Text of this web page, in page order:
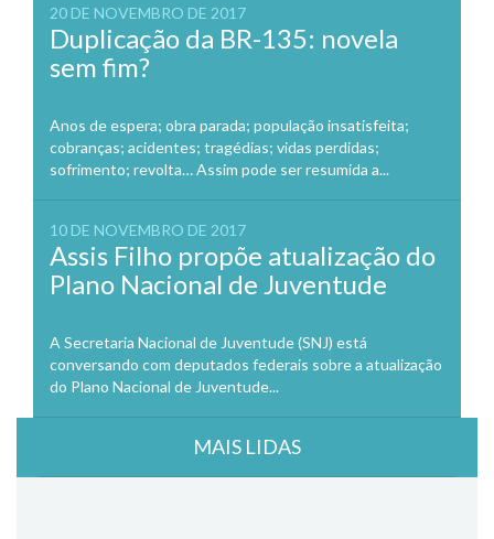
20 DE NOVEMBRO DE 2017
Duplicação da BR-135: novela
sem fim?
Anos de espera; obra parada; população insatisfeita;
cobranças; acidentes; tragédias; vidas perdidas;
sofrimento; revolta… Assim pode ser resumida a...
10 DE NOVEMBRO DE 2017
Assis Filho propõe atualização do
Plano Nacional de Juventude
A Secretaria Nacional de Juventude (SNJ) está
conversando com deputados federais sobre a atualização
do Plano Nacional de Juventude...
MAIS LIDAS